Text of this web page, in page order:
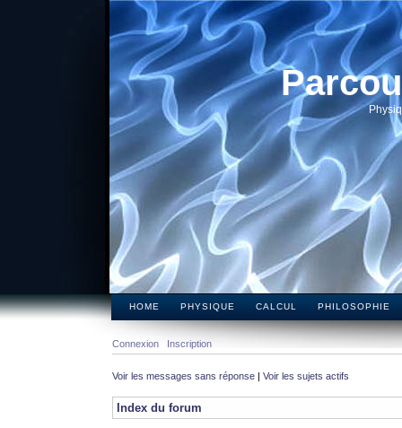
HOME PHYSIQUE CALCUL PHILOSOPHIE
Connexion Inscription
Voir les messages sans réponse | Voir les sujets actifs
Index du forum